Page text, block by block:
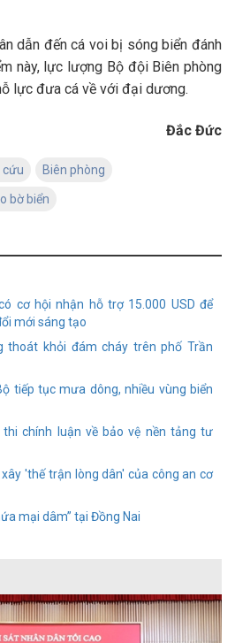
dẫn đến cá voi bị sóng biển đánh
này, lực lượng Bộ đội Biên phòng
lực đưa cá về với đại dương.
Đắc Đức
cứu Biên phòng
bờ biển
cơ hội nhận hỗ trợ 15.000 USD để
mới sáng tạo
thoát khỏi đám cháy trên phố Trần
tiếp tục mưa dông, nhiều vùng biển
thi chính luận về bảo vệ nền tảng tư
'thế trận lòng dân' của công an cơ
mại dâm” tại Đồng Nai